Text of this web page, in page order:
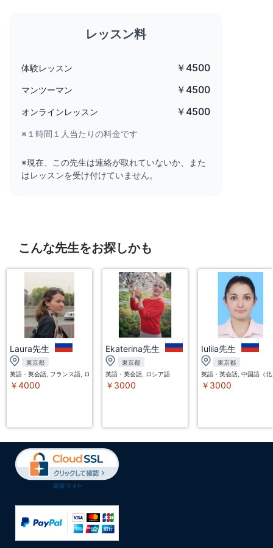
レッスン料
体験レッスン ￥4500
マンツーマン ￥4500
オンラインレッスン ￥4500
※１時間１人当たりの料金です
※現在、この先生は連絡が取れていないか、また
はレッスンを受け付けていません。
こんな先生をお探しかも
Laura先生
東京都
英語・英会話, フランス語, ロシア語
￥4000
Ekaterina先生
東京都
英語・英会話, ロシア語
￥3000
Iuliia先生
東京都
英語・英会話, 中国語（
￥3000